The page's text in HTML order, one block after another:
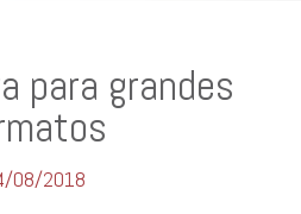
para grandes
08/2018